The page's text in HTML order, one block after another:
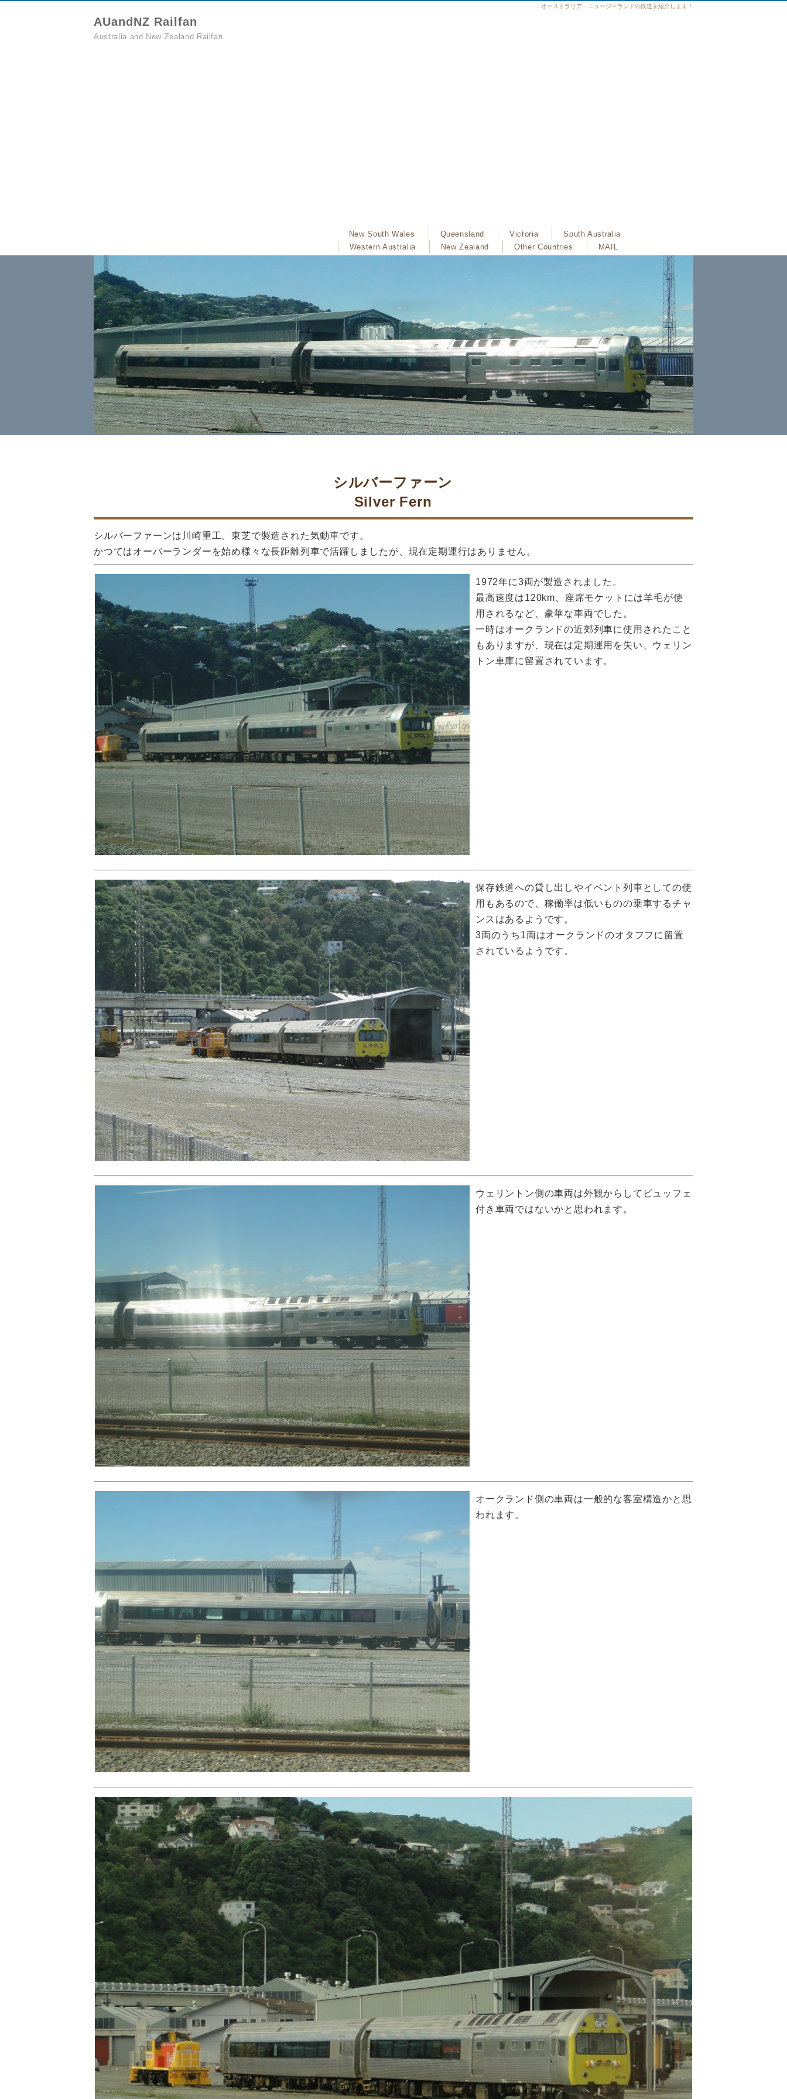
オーストラリア・ニュージーランドの鉄道を紹介します！
AUandNZ Railfan
Australia and New Zealand Railfan
New South Wales Queensland Victoria
South Australia
Western Australia
New Zealand Other Countries MAIL
シルバーファーン
Silver Fern
シルバーファーンは川崎重工、東芝で製造された気動車です。
かつてはオーバーランダーを始め様々な長距離列車で活躍しましたが、現在定期運行はありません。
1972年に3両が製造されました。
最高速度は120km、座席モケットには羊毛が使
用されるなど、豪華な車両でした。
一時はオークランドの近郊列車に使用されたこと
もありますが、現在は定期運用を失い、ウェリン
トン車庫に留置されています。
保存鉄道への貸し出しやイベント列車としての使
用もあるので、稼働率は低いものの乗車するチャ
ンスはあるようです。
3両のうち1両はオークランドのオタフフに留置
されているようです。
ウェリントン側の車両は外観からしてビュッフェ
付き車両ではないかと思われます。
オークランド側の車両は一般的な客室構造かと思
われます。